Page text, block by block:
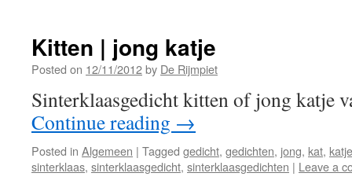
Kitten | jong katje
Posted on 12/11/2012by De Rijmpiet
Sinterklaasgedicht kitten of jong katje
Continue reading →
Posted in Algemeen | Tagged gedicht, gedichten, jong, kat, katje
sinterklaas, sinterklaasgedicht, sinterklaasgedichten | Leave a